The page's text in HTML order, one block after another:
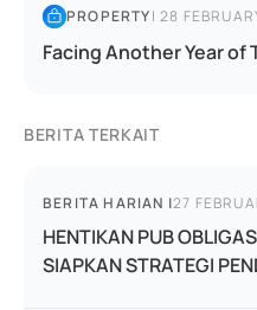
PROPERTY|28
Facing Another Year of
BERITA TERKAIT
BERITA HARIAN |27
HENTIKAN PUB
SIAPKAN STRATEGI